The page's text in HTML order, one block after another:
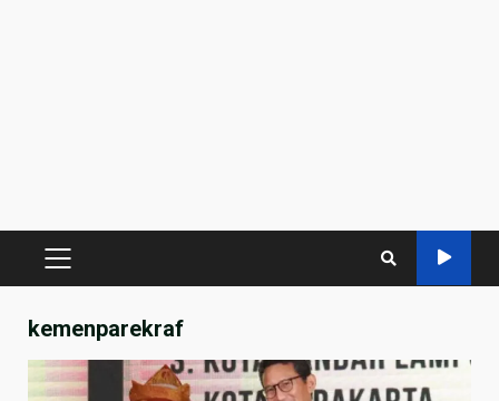
PRIMARY
kemenparekraf